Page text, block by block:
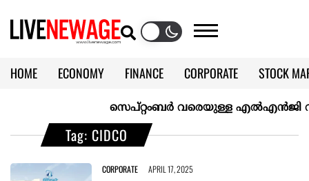
HOME ECONOMY FINANCE CORPORATE
STOCK
KERALA @70
സെപ്റ്റംബർ വരെയുള്ള എൽഎൻജി
Tag: CIDCO
CORPORATE APRIL 17, 2025